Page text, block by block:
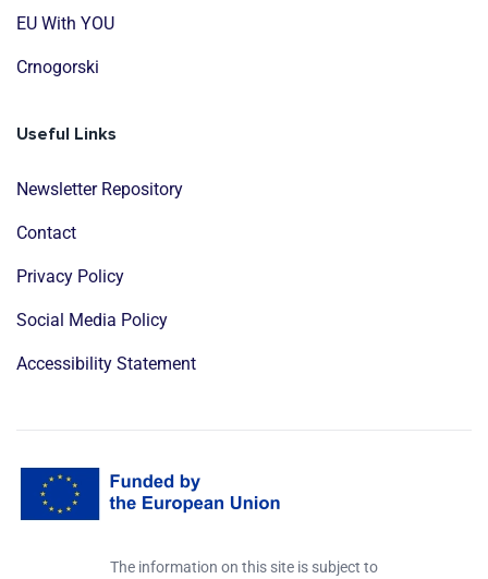
EU With YOU
Crnogorski
Useful Links
Newsletter Repository
Contact
Privacy Policy
Social Media Policy
Accessibility Statement
The information on this site is subject to